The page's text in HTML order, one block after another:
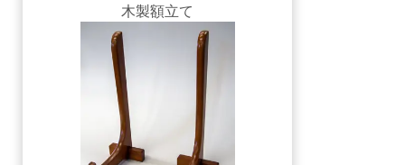
木製額立て